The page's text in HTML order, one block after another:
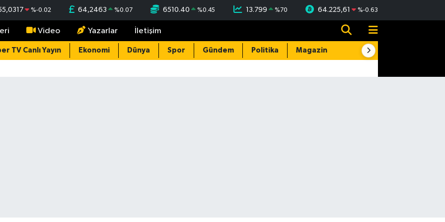
%-0.02 64,2463 %0.07 6510.40 %0.45 13.799 %70 64.225,61 %-0.63
Video Yazarlar İletişim
TV Canlı Yayın Ekonomi Dünya Spor Gündem Politika Magazin Resmi İlanlar